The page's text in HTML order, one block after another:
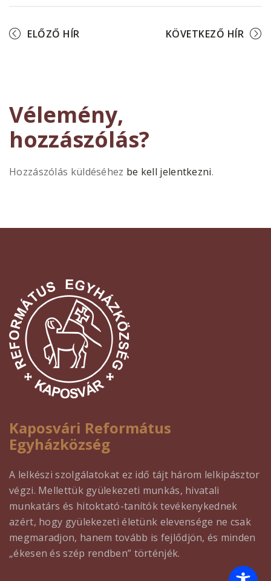
ELŐZŐ HÍR KÖVETKEZŐ HÍR
Vélemény,
hozzászólás?
Hozzászólás küldéséhez be kell jelentkezni.
Kaposvári Református
Egyházközség
A lelkészi szolgálatokat ez idő tájt három lelkipásztor
végzi. Mellettük gyülekezeti munkás, hivatali
munkatárs és hitoktató-tanítók tevékenykednek
azért, hogy gyülekezeti életünk elevensége ne csak
megmaradjon, hanem tovább is fejlődjön, és minden
„ékesen és szép rendben” történjék.